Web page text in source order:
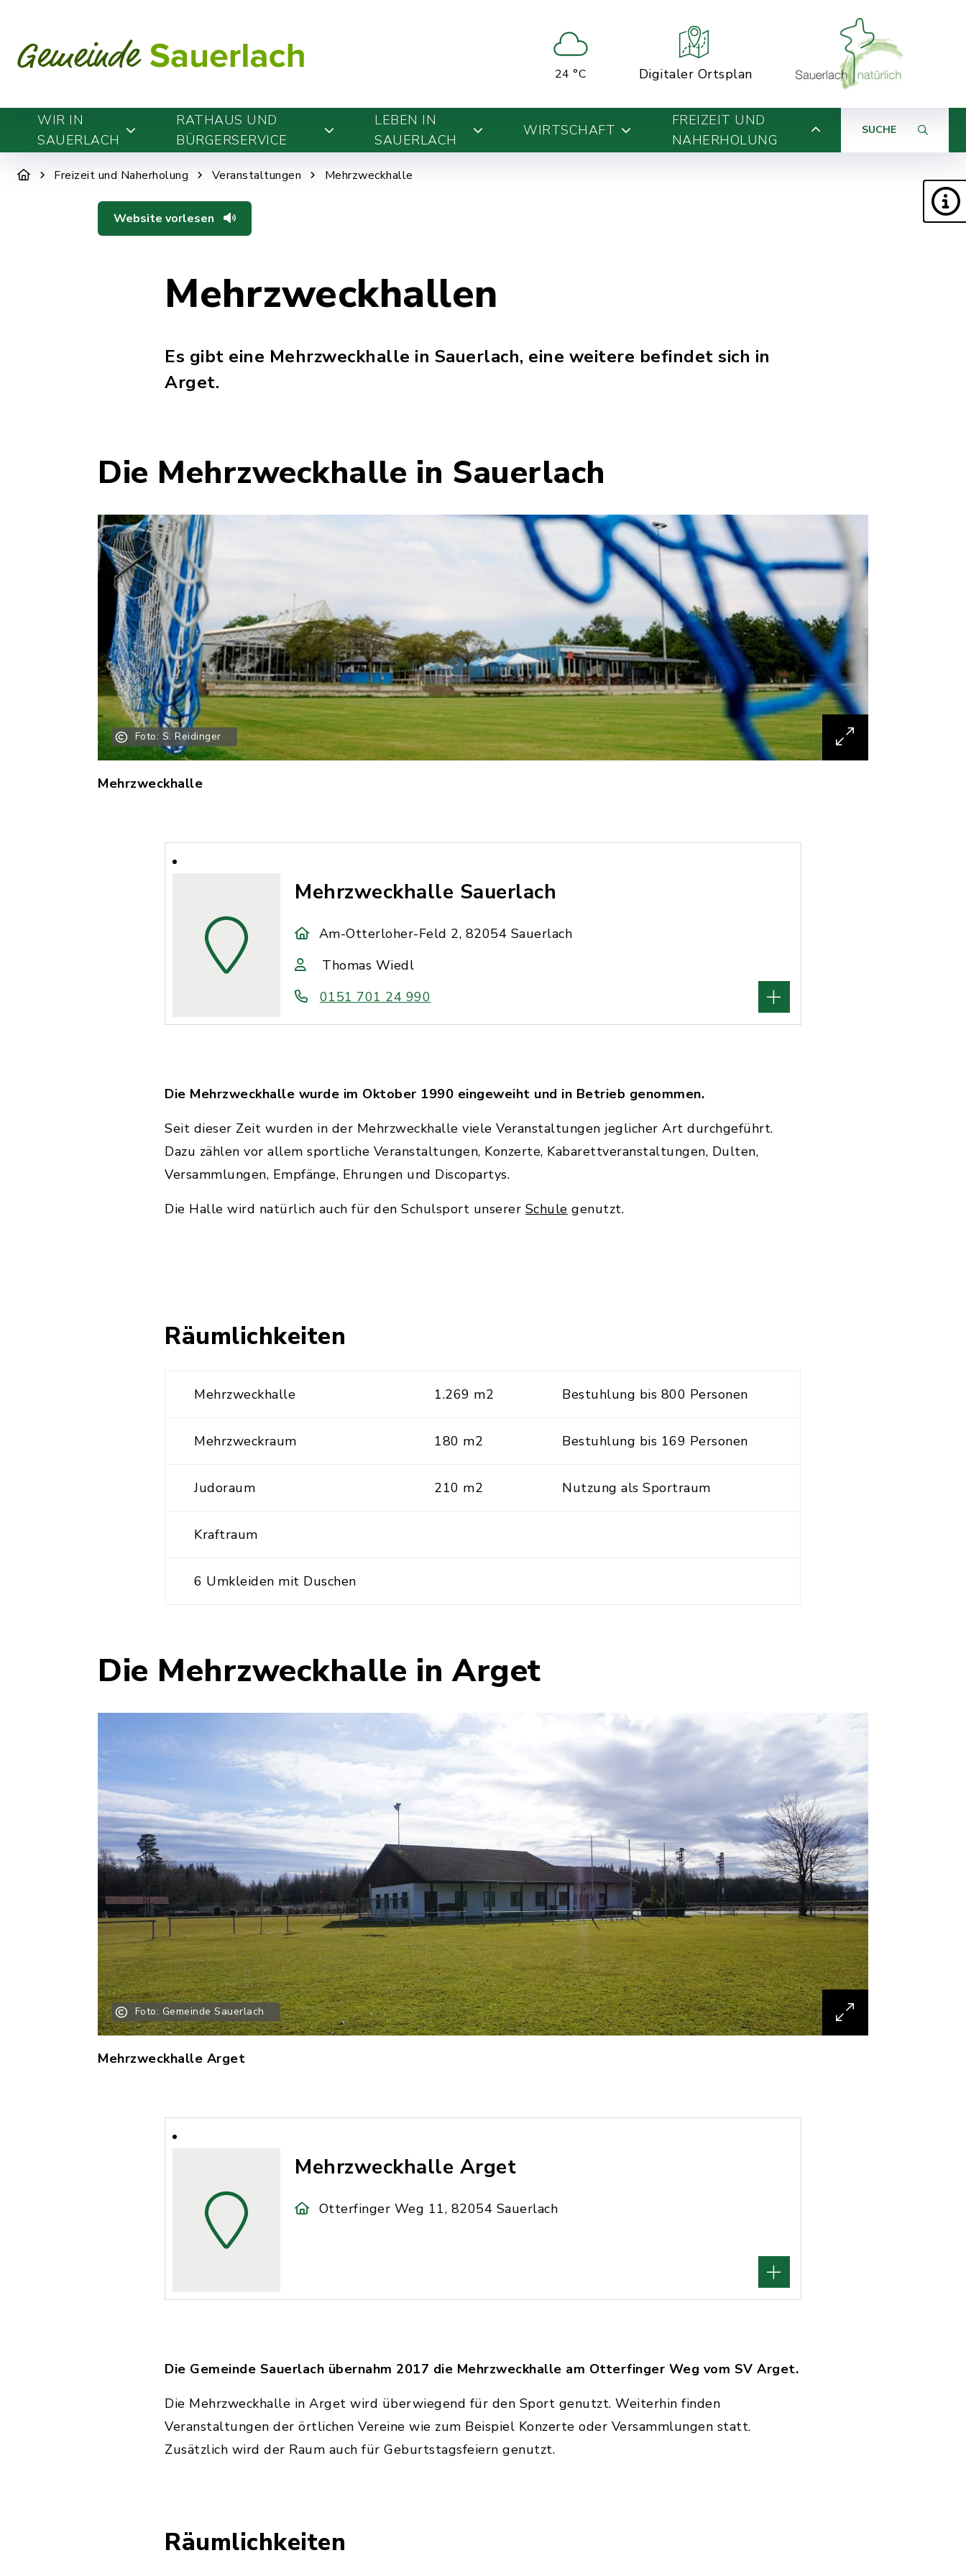
24 °C Digitaler Ortsplan
WIR IN
SAUERLACH
RATHAUS UND
BÜRGERSERVICE
LEBEN IN
SAUERLACH
WIRTSCHAFT
FREIZEIT UND
NAHERHOLUNG
SUCHE
Freizeit und Naherholung Veranstaltungen Mehrzweckhalle
Website vorlesen
Mehrzweckhallen
Es gibt eine Mehrzweckhalle in Sauerlach, eine weitere befindet sich in
Arget.
Die Mehrzweckhalle in Sauerlach
Foto: S. Reidinger
Mehrzweckhalle
Mehrzweckhalle Sauerlach
Am-Otterloher-Feld 2, 82054 Sauerlach
Thomas Wiedl
0151 701 24 990
Die Mehrzweckhalle wurde im Oktober 1990 eingeweiht und in Betrieb genommen.
Seit dieser Zeit wurden in der Mehrzweckhalle viele Veranstaltungen jeglicher Art durchgeführt.
Dazu zählen vor allem sportliche Veranstaltungen, Konzerte, Kabarettveranstaltungen, Dulten,
Versammlungen, Empfänge, Ehrungen und Discopartys.
Die Halle wird natürlich auch für den Schulsport unserer Schule genutzt.
Räumlichkeiten
Mehrzweckhalle 1.269 m2 Bestuhlung bis 800 Personen
Mehrzweckraum 180 m2 Bestuhlung bis 169 Personen
Judoraum 210 m2 Nutzung als Sportraum
Kraftraum
6 Umkleiden mit Duschen
Die Mehrzweckhalle in Arget
Foto: Gemeinde Sauerlach
Mehrzweckhalle Arget
Mehrzweckhalle Arget
Otterfinger Weg 11, 82054 Sauerlach
Die Gemeinde Sauerlach übernahm 2017 die Mehrzweckhalle am Otterfinger Weg vom SV Arget.
Die Mehrzweckhalle in Arget wird überwiegend für den Sport genutzt. Weiterhin finden
Veranstaltungen der örtlichen Vereine wie zum Beispiel Konzerte oder Versammlungen statt.
Zusätzlich wird der Raum auch für Geburtstagsfeiern genutzt.
Räumlichkeiten